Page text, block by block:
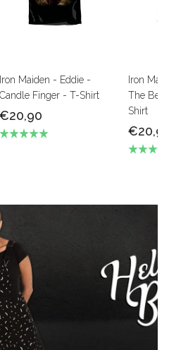
Iron Maiden - Eddie -
Candle Finger - T-Shirt
€20,90
Iron
The
Shirt